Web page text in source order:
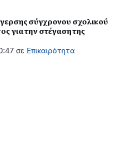
σύγχρονου σχολικού
για την στέγαση της
σε Επικαιρότητα